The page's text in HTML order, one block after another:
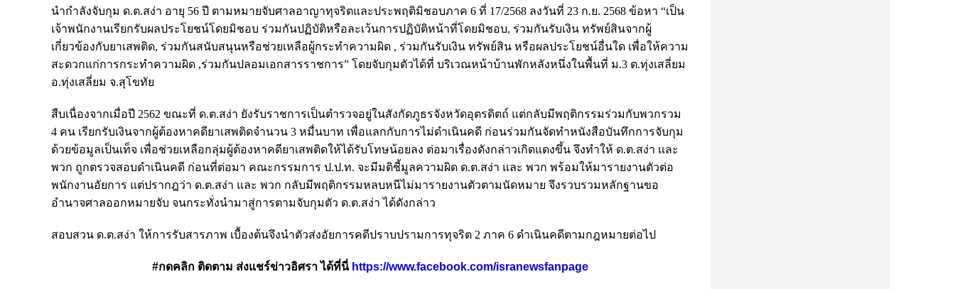
นำกำลังจับกุม ด.ต.สง่า อายุ 56 ปี ตามหมายจับศาลอาญาทุจริตและประพฤติมิชอบภาค 6 ที่ 17/2568 ลงวันที่ 23 ก.ย. 2568 ข้อหา “เป็น
เจ้าพนักงานเรียกรับผลประโยชน์โดยมิชอบ ร่วมกันปฏิบัติหรือละเว้นการปฏิบัติหน้าที่โดยมิชอบ, ร่วมกันรับเงิน ทรัพย์สินจากผู้
เกี่ยวข้องกับยาเสพติด, ร่วมกันสนับสนุนหรือช่วยเหลือผู้กระทำความผิด , ร่วมกันรับเงิน ทรัพย์สิน หรือผลประโยชน์อื่นใด เพื่อให้ความ
สะดวกแก่การกระทำความผิด ,ร่วมกันปลอมเอกสารราชการ” โดยจับกุมตัวได้ที่ บริเวณหน้าบ้านพักหลังหนึ่งในพื้นที่ ม.3 ต.ทุ่งเสลี่ยม
อ.ทุ่งเสลี่ยม จ.สุโขทัย
สืบเนื่องจากเมื่อปี 2562 ขณะที่ ด.ต.สง่า ยังรับราชการเป็นตำรวจอยู่ในสังกัดภูธรจังหวัดอุตรดิตถ์ แต่กลับมีพฤติกรรมร่วมกับพวกรวม
4 คน เรียกรับเงินจากผู้ต้องหาคดียาเสพติดจำนวน 3 หมื่นบาท เพื่อแลกกับการไม่ดำเนินคดี ก่อนร่วมกันจัดทำหนังสือบันทึกการจับกุม
ด้วยข้อมูลเป็นเท็จ เพื่อช่วยเหลือกลุ่มผู้ต้องหาคดียาเสพติดให้ได้รับโทษน้อยลง ต่อมาเรื่องดังกล่าวเกิดแดงขึ้น จึงทำให้ ด.ต.สง่า และ
พวก ถูกตรวจสอบดำเนินคดี ก่อนที่ต่อมา คณะกรรมการ ป.ป.ท. จะมีมติชี้มูลความผิด ด.ต.สง่า และ พวก พร้อมให้มารายงานตัวต่อ
พนักงานอัยการ แต่ปรากฎว่า ด.ต.สง่า และ พวก กลับมีพฤติกรรมหลบหนีไม่มารายงานตัวตามนัดหมาย จึงรวบรวมหลักฐานขอ
อำนาจศาลออกหมายจับ จนกระทั่งนำมาสู่การตามจับกุมตัว ด.ต.สง่า ได้ดังกล่าว
สอบสวน ด.ต.สง่า ให้การรับสารภาพ เบื้องต้นจึงนำตัวส่งอัยการคดีปราบปรามการทุจริต 2 ภาค 6 ดำเนินคดีตามกฎหมายต่อไป
#กดคลิก ติดตาม ส่งแชร์ข่าวอิศรา ได้ที่นี่ https://www.facebook.com/isranewsfanpage